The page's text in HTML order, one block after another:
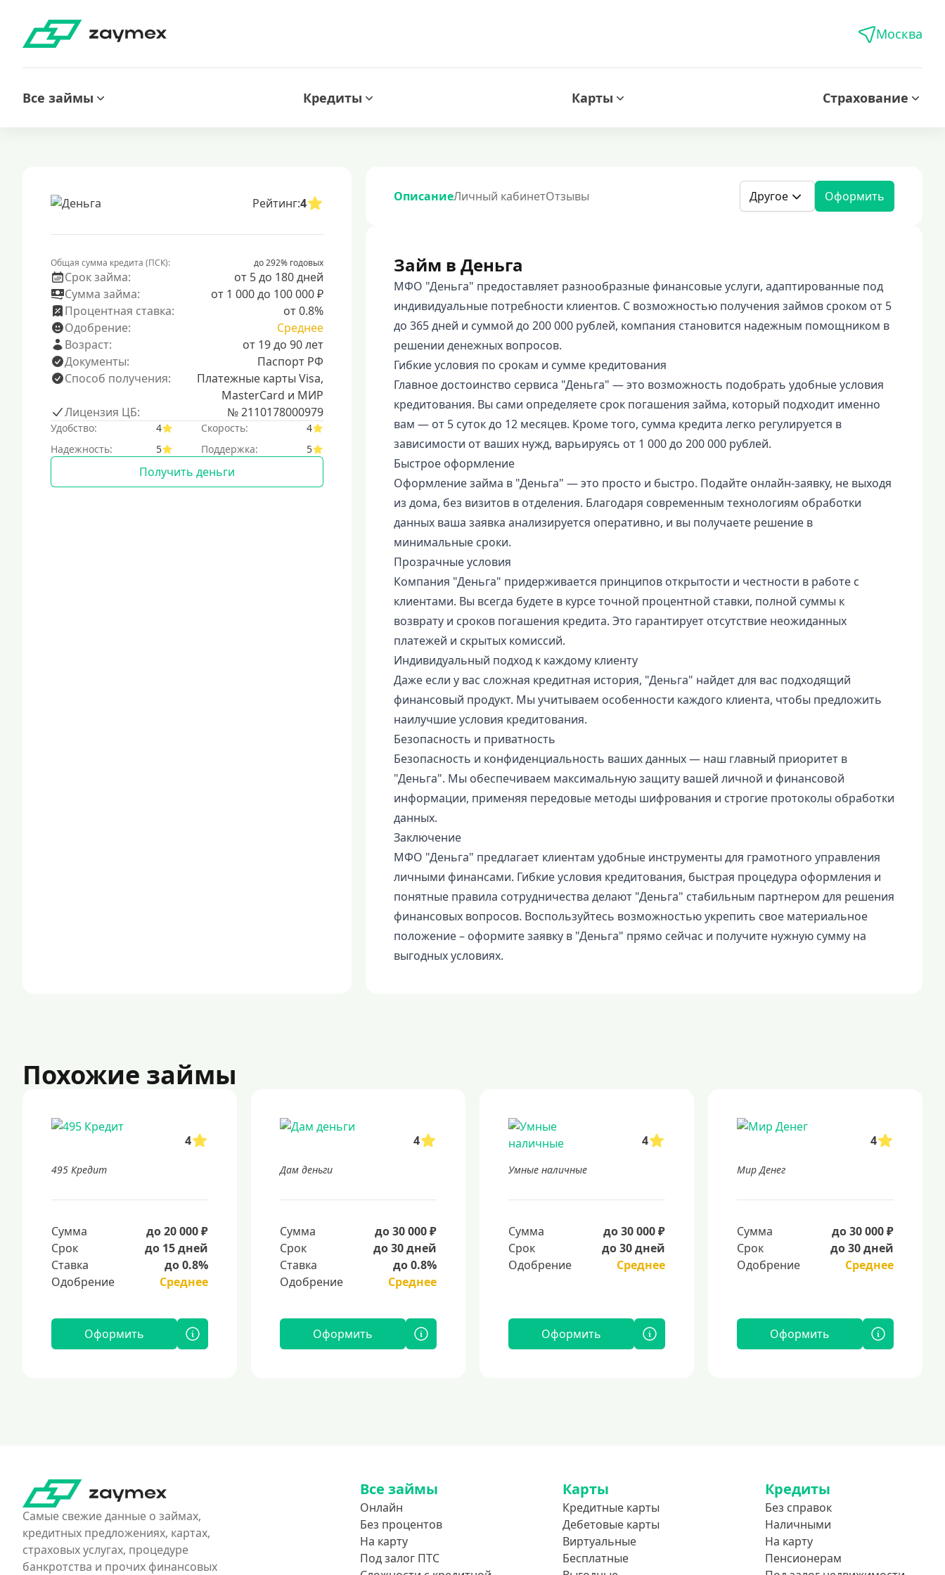
Москва
Все займы Кредиты Карты Страхование
Рейтинг:4
Общая сумма кредита (ПСК): до 292% годовых
Срок займа:
от 5 до 180 дней
Сумма займа:
от 1 000 до 100 000 ₽
Процентная ставка:
от 0.8%
Одобрение:
Среднее
Возраст:
от 19 до 90 лет
Документы:
Паспорт РФ
Способ получения:
Платежные карты Visa,
MasterCard и МИР
Лицензия ЦБ:
№ 2110178000979
Удобство: 4 Скорость:
4
Надежность:
5 Поддержка: 5
Получить деньги
ОписаниеЛичный кабинетОтзывы Другое Оформить
Займ в Деньга
МФО "Деньга" предоставляет разнообразные финансовые услуги, адаптированные под
индивидуальные потребности клиентов. С возможностью получения займов сроком от 5
до 365 дней и суммой до 200 000 рублей, компания становится надежным помощником в
решении денежных вопросов.
Гибкие условия по срокам и сумме кредитования
Главное достоинство сервиса "Деньга" — это возможность подобрать удобные условия
кредитования. Вы сами определяете срок погашения займа, который подходит именно
вам — от 5 суток до 12 месяцев. Кроме того, сумма кредита легко регулируется в
зависимости от ваших нужд, варьируясь от 1 000 до 200 000 рублей.
Быстрое оформление
Оформление займа в "Деньга" — это просто и быстро. Подайте онлайн-заявку, не выходя
из дома, без визитов в отделения. Благодаря современным технологиям обработки
данных ваша заявка анализируется оперативно, и вы получаете решение в
минимальные сроки.
Прозрачные условия
Компания "Деньга" придерживается принципов открытости и честности в работе с
клиентами. Вы всегда будете в курсе точной процентной ставки, полной суммы к
возврату и сроков погашения кредита. Это гарантирует отсутствие неожиданных
платежей и скрытых комиссий.
Индивидуальный подход к каждому клиенту
Даже если у вас сложная кредитная история, "Деньга" найдет для вас подходящий
финансовый продукт. Мы учитываем особенности каждого клиента, чтобы предложить
наилучшие условия кредитования.
Безопасность и приватность
Безопасность и конфиденциальность ваших данных — наш главный приоритет в
"Деньга". Мы обеспечиваем максимальную защиту вашей личной и финансовой
информации, применяя передовые методы шифрования и строгие протоколы обработки
данных.
Заключение
МФО "Деньга" предлагает клиентам удобные инструменты для грамотного управления
личными финансами. Гибкие условия кредитования, быстрая процедура оформления и
понятные правила сотрудничества делают "Деньга" стабильным партнером для решения
финансовых вопросов. Воспользуйтесь возможностью укрепить свое материальное
положение – оформите заявку в "Деньга" прямо сейчас и получите нужную сумму на
выгодных условиях.
Похожие займы
4
495 Кредит
Сумма
до 20 000 ₽
Срок
до 15 дней
Ставка
до 0.8%
Одобрение
Среднее
Оформить
4
Дам деньги
Сумма
до 30 000 ₽
Срок
до 30 дней
Ставка
до 0.8%
Одобрение
Среднее
Оформить
4
Умные наличные
Сумма
до 30 000 ₽
Срок
до 30 дней
Одобрение
Среднее
Оформить
4
Мир Денег
Сумма
до 30 000 ₽
Срок
до 30 дней
Одобрение
Среднее
Оформить
Самые свежие данные о займах,
кредитных предложениях, картах,
страховых услугах, процедуре
банкротства и прочих финансовых
Все займы
Онлайн
Без процентов
На карту
Под залог ПТС
Карты
Кредитные карты
Дебетовые карты
Виртуальные
Бесплатные
Кредиты
Без справок
Наличными
На карту
Пенсионерам